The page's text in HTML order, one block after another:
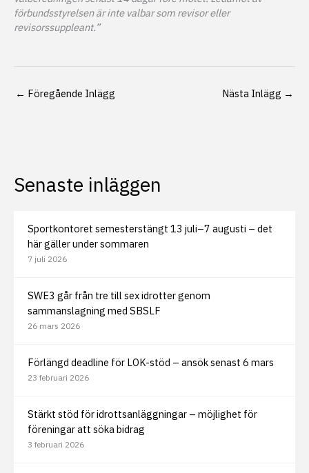
förbundsstyrelsen är inte valbar som revisor eller
revisorssuppleant.”
← Föregående Inlägg Nästa Inlägg →
Senaste inläggen
Sportkontoret semesterstängt 13 juli–7 augusti – det
här gäller under sommaren
7 juli 2026
SWE3 går från tre till sex idrotter genom
sammanslagning med SBSLF
26 mars 2026
Förlängd deadline för LOK-stöd – ansök senast 6 mars
23 februari 2026
Stärkt stöd för idrottsanläggningar – möjlighet för
föreningar att söka bidrag
3 februari 2026